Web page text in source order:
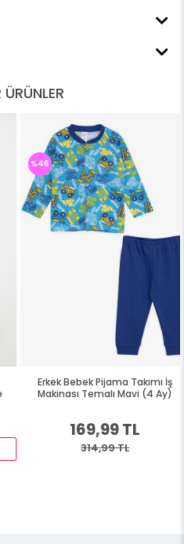
ÜRÜNLER
Erkek Bebek Pijama Takımı İş
Makinası Temalı Mavi (4 Ay)
169,99 TL
314,99 TL
%46